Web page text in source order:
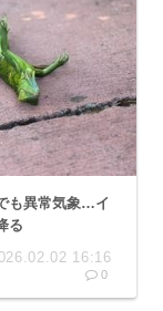
も異常気象…イ
る
16:16
0